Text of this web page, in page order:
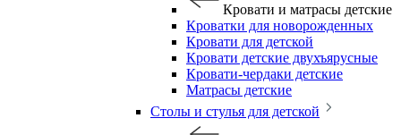
Кровати и матрасы детские
Кроватки для новорожденных
Кровати для детской
Кровати детские двухъярусные
Кровати-чердаки детские
Матрасы детские
Столы и стулья для детской